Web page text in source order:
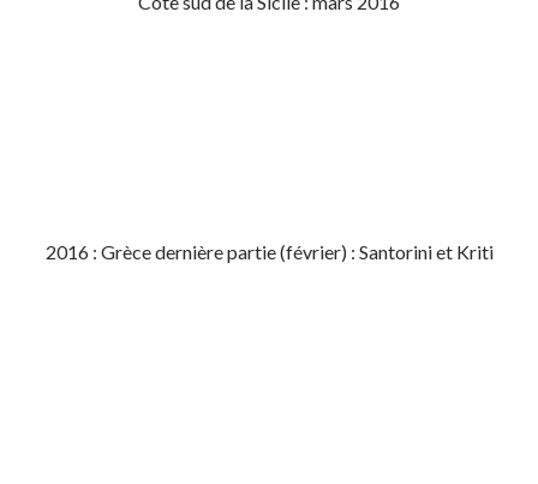
2016 : Grèce dernière partie (février) : Santorini et Kriti